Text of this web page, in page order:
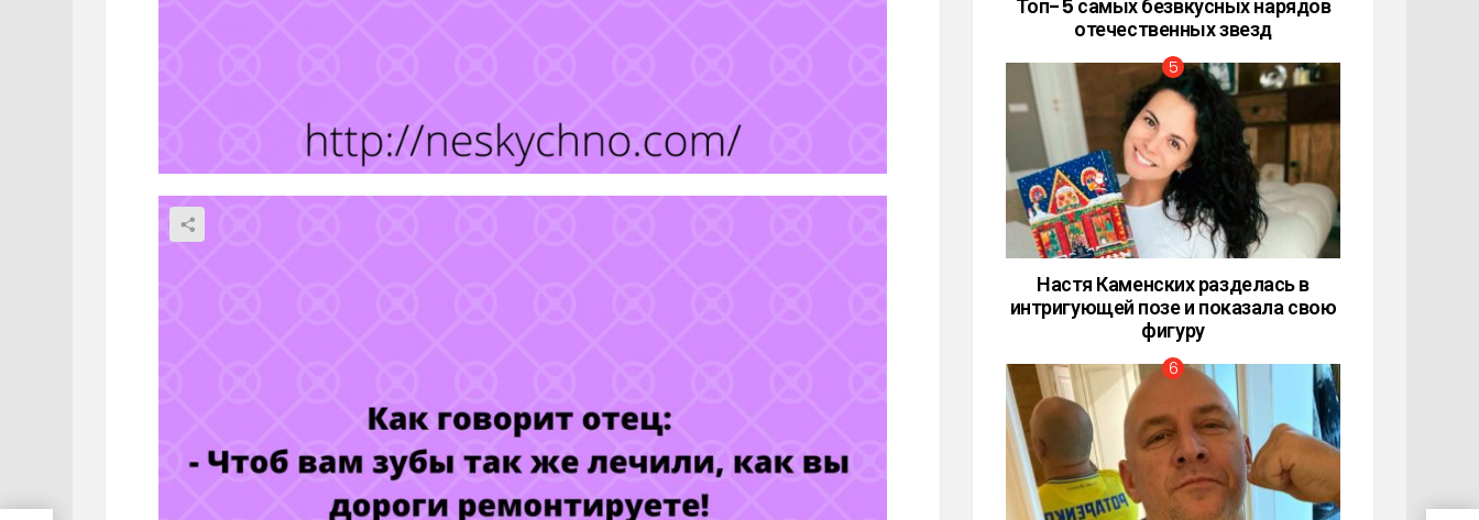
Топ-5 самых безвкусных нарядов
отечественных звезд
Настя Каменских разделась в
интригующей позе и показала свою
фигуру